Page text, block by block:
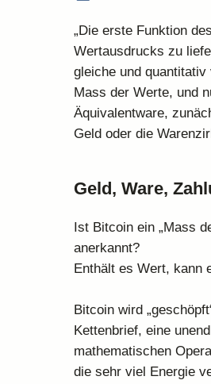
„Die erste Funktion
Wertausdrucks zu
gleiche und
Mass der Werte, und
Äquivalentware,
Geld oder die
Geld, Ware,
Ist Bitcoin ein „Mass
anerkannt?
Enthält es Wert, kann
Bitcoin wird
Kettenbrief, eine
mathematischen
die sehr viel Energie